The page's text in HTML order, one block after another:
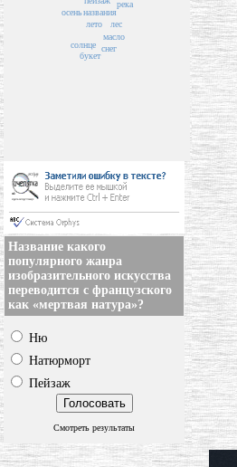
названия
лето
солнце
лес
осень
букет
масло
река
снег
Название какого
популярного жанра
изобразительного искусства
переводится с французского
как «мертвая натура»?
Ню
Натюрморт
Пейзаж
Смотреть результаты